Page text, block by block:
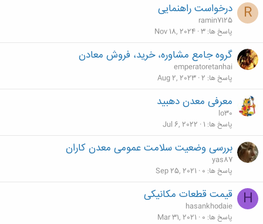
R درخواست راهنمایی
ramin7125
پاسخ ها 3
Nov 18, 2024
گروه جامع مشاوره، خرید، فروش معادن
emperatoretanhai
پاسخ ها 2
Aug 2, 2023
معرفی معدن دهبید
lo30
پاسخ ها 1
Jul 6, 2022
بررسی وضعیت سلامت عمومی معدن کاران
yas87
پاسخ ها 0
Sep 25, 2021
H قیمت قطعات مکانیکی
hasankhodaie
پاسخ ها 0
Mar 31, 2021